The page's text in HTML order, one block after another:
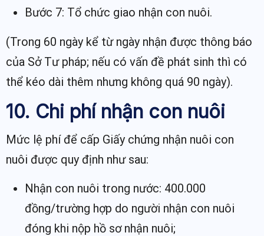
Bước 7: Tổ chức giao nhận con nuôi.
(Trong 60 ngày kể từ ngày nhận được thông báo
của Sở Tư pháp; nếu có vấn đề phát sinh thì có
thể kéo dài thêm nhưng không quá 90 ngày).
10. Chi phí nhận con nuôi
Mức lệ phí để cấp Giấy chứng nhận nuôi con
nuôi được quy định như sau:
Nhận con nuôi trong nước: 400.000
đồng/trường hợp do người nhận con nuôi
đóng khi nộp hồ sơ nhận nuôi;